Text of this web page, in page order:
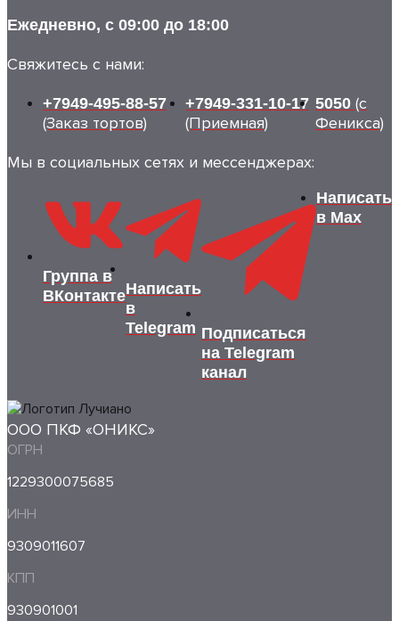
Ежедневно, с 09:00 до 18:00
Свяжитесь с нами:
+7949-495-88-57
(Заказ тортов)
+7949-331-10-17
(Приемная)
5050 (с
Феникса)
Мы в социальных сетях и мессенджерах:
Группа в
ВКонтактеНаписать
в
Telegram Подписаться
на Telegram
канал
Написать
в Max
ООО ПКФ «ОНИКС»
ОГРН
1229300075685
ИНН
9309011607
КПП
930901001